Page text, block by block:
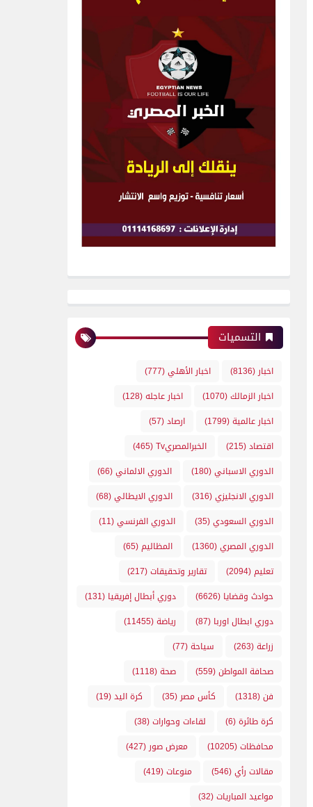
التسميات
اخبار (8136) اخبار الأهلي(777)
اخبار الزمالك(1070) اخبار عاجله(128)
اخبار عالمية(1799) ارصاد(57)
اقتصاد(215) الخبرالمصريTv
(465)
الدوري الاسباني(180) الدوري الالماني(66)
الدوري الانجليزي(316) الدوري الايطالي(68)
الدوري السعودي(35) الدوري الفرنسي(11)
الدوري المصري(1360) المظاليم(65)
تعليم(2094) تقارير وتحقيقات(217)
حوادث وقضايا (6626) دوري أبطال إفريقيا (131)
دوري ابطال اوربا (87) رياضة(11455)
زراعة(263) سياحة(77)
صحافة المواطن(559) صحة(1118)
فن(1318) كأس مصر (35) كرة اليد(19)
كرة طائرة(6) لقاءات وحوارات(38)
محافظات(10205) معرض صور (427)
مقالات رأي(546) منوعات(419)
مواعيد المباريات(32)